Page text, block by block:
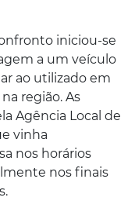
iniciou-se
a um veículo
ao utilizado em
região. As
Agência Local de
vinha
nos horários
nos finais